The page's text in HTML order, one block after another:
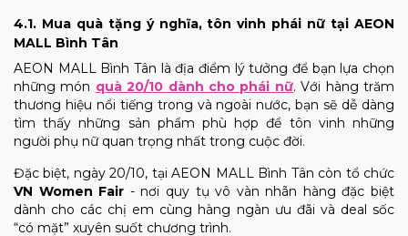
4.1. Mua quà tặng ý nghĩa, tôn vinh phái nữ tại AEON
MALL Bình Tân
AEON MALL Bình Tân là địa điểm lý tưởng để bạn lựa chọn
những món quà 20/10 dành cho phái nữ. Với hàng trăm
thương hiệu nổi tiếng trong và ngoài nước, bạn sẽ dễ dàng
tìm thấy những sản phẩm phù hợp để tôn vinh những
người phụ nữ quan trọng nhất trong cuộc đời.
Đặc biệt, ngày 20/10, tại AEON MALL Bình Tân còn tổ chức
VN Women Fair - nơi quy tụ vô vàn nhãn hàng đặc biệt
dành cho các chị em cùng hàng ngàn ưu đãi và deal sốc
“có mặt” xuyên suốt chương trình.